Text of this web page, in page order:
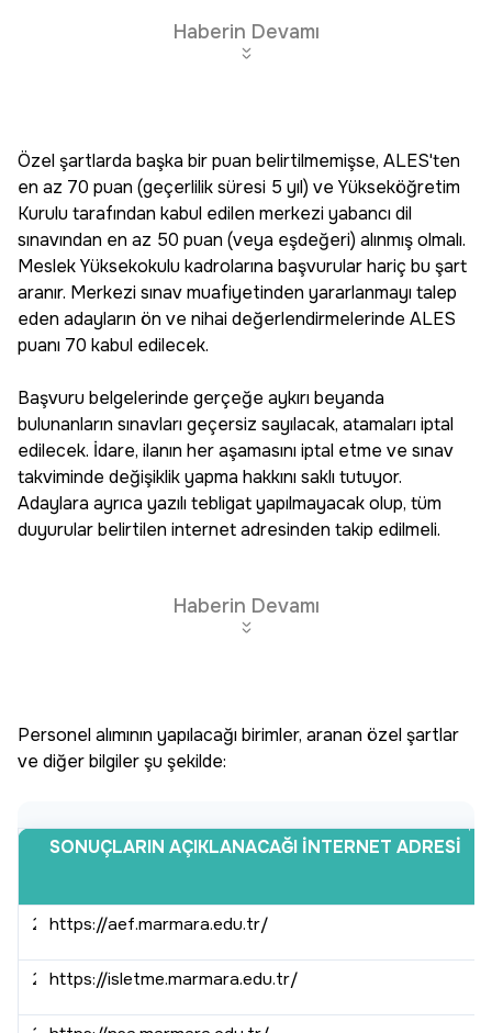
Haberin Devamı
Özel şartlarda başka bir puan belirtilmemişse, ALES'ten
en az 70 puan (geçerlilik süresi 5 yıl) ve Yükseköğretim
Kurulu tarafından kabul edilen merkezi yabancı dil
sınavından en az 50 puan (veya eşdeğeri) alınmış olmalı.
Meslek Yüksekokulu kadrolarına başvurular hariç bu şart
aranır. Merkezi sınav muafiyetinden yararlanmayı talep
eden adayların ön ve nihai değerlendirmelerinde ALES
puanı 70 kabul edilecek.
Başvuru belgelerinde gerçeğe aykırı beyanda
bulunanların sınavları geçersiz sayılacak, atamaları iptal
edilecek. İdare, ilanın her aşamasını iptal etme ve sınav
takviminde değişiklik yapma hakkını saklı tutuyor.
Adaylara ayrıca yazılı tebligat yapılmayacak olup, tüm
duyurular belirtilen internet adresinden takip edilmeli.
Haberin Devamı
Personel alımının yapılacağı birimler, aranan özel şartlar
ve diğer bilgiler şu şekilde:
İLAN NO BİRİM ADI
SONUÇLARIN AÇIKLANACAĞI İNTERNET ADRESİ
25.02.005 Atatürk Eğitim Fakültesi
https://aef.marmara.edu.tr/
25.02.006 İşletme Fakültesi
https://isletme.marmara.edu.tr/